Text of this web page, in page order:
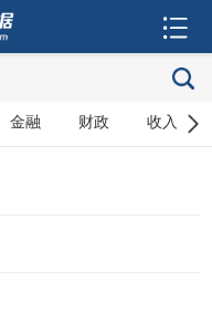
金融 财政 收入